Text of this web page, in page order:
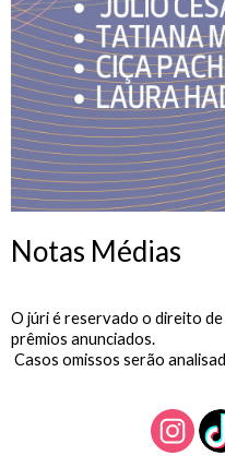
Notas Médias
O júri é reservado o direito
prêmios anunciados.
Casos omissos serão